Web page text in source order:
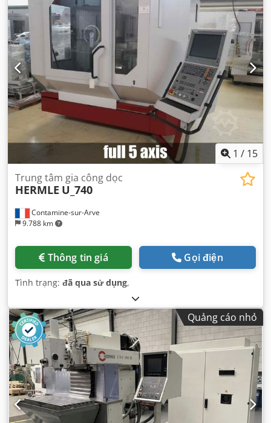
1 / 15
Contamine-sur-Arve
9.788 km
Trung tâm gia công dọc
HERMLE U_740
Thông tin giá Gọi điện
Tình trạng: đã qua sử dụng,
Quảng cáo nhỏ